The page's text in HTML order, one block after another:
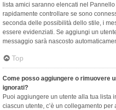
lista amici saranno elencati nel
rapidamente controllare se sono
seconda delle possibilità dello stile, i
essere evidenziati. Se aggiungi un
messaggio sarà nascosto
Top
Come posso aggiungere o rimuovere
ignorati?
Puoi aggiungere un utente alla tua lista
ciascun utente, c’è un collegamento